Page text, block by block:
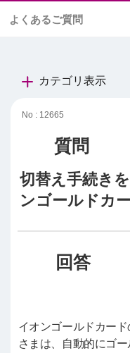
よくあるご質問
カテゴリ表示
No : 12665
切替え手続き
ンゴールドカ
イオンゴールドカー
さまは、自動的にゴ